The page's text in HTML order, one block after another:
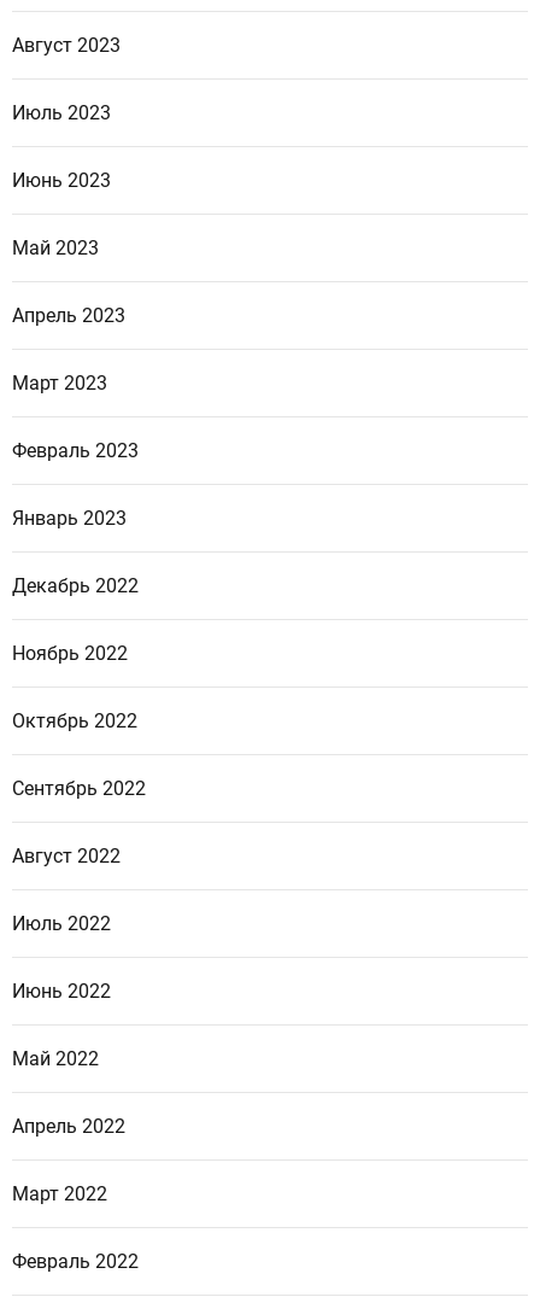
Август 2023
Июль 2023
Июнь 2023
Май 2023
Апрель 2023
Март 2023
Февраль 2023
Январь 2023
Декабрь 2022
Ноябрь 2022
Октябрь 2022
Сентябрь 2022
Август 2022
Июль 2022
Июнь 2022
Май 2022
Апрель 2022
Март 2022
Февраль 2022